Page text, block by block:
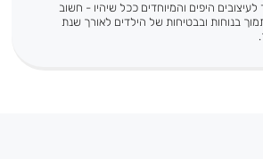
היפים והמיוחדים ככל שיהיו - חשוב
בנוחות ובבטיחות של הילדים לאורך שנת